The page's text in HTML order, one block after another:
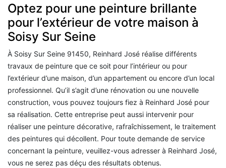
Optez pour une peinture brillante
pour l’extérieur de votre maison à
Soisy Sur Seine
À Soisy Sur Seine 91450, Reinhard José réalise différents
travaux de peinture que ce soit pour l’intérieur ou pour
l’extérieur d’une maison, d’un appartement ou encore d’un local
professionnel. Qu’il s’agit d’une rénovation ou une nouvelle
construction, vous pouvez toujours fiez à Reinhard José pour
sa réalisation. Cette entreprise peut aussi intervenir pour
réaliser une peinture décorative, rafraîchissement, le traitement
des peintures qui décollent. Pour toute demande de service
concernant la peinture, veuillez-vous adresser à Reinhard José,
vous ne serez pas déçu des résultats obtenus.